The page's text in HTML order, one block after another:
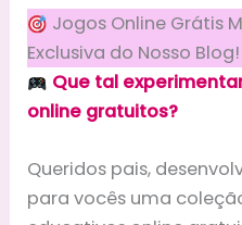
Jogos Online Grátis
Exclusiva do Nosso Blog!
Que tal
online gratuitos?
Queridos pais,
para vocês uma